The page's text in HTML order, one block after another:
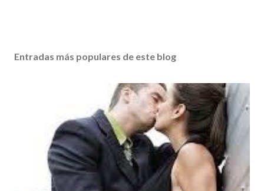
Entradas más populares de este blog